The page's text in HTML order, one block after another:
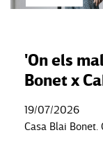
'On els
Bonet x
19/07/2026
Casa Blai Bonet.